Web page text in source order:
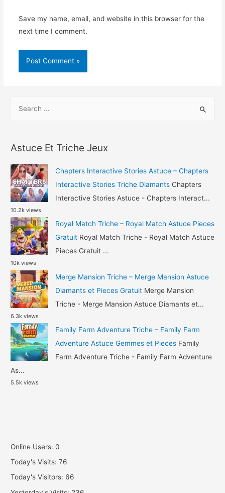
Save my name, email, and website in this browser for the
next time I comment.
h
f
o
r
:
Astuce Et Triche Jeux
Chapters Interactive Stories Astuce – Chapters
Interactive Stories Triche Diamants Chapters
Interactive Stories Astuce - Chapters Interact...
10.2k views
Royal Match Triche – Royal Match Astuce Pieces
Gratuit Royal Match Triche - Royal Match Astuce
Pieces Gratuit ...
10k views
Merge Mansion Triche – Merge Mansion Astuce
Diamants et Pieces Gratuit Merge Mansion
Triche - Merge Mansion Astuce Diamants et...
6.3k views
Family Farm Adventure Triche – Family Farm
Adventure Astuce Gemmes et Pieces Family
Farm Adventure Triche - Family Farm Adventure
As...
5.5k views
Online Users:0
Today's Visits:76
Today's Visitors: 66